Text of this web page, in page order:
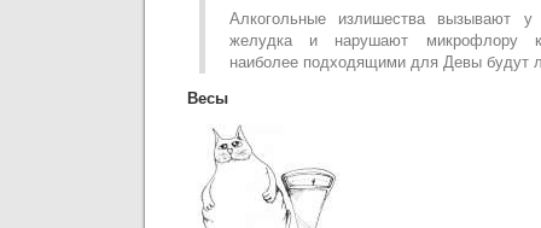
Алкогольные излишества вызывают у
желудка и нарушают микрофлору
наиболее подходящими для Девы будут
Весы